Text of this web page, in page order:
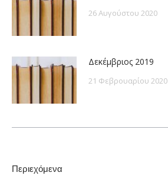
26 Αυγούστου 2020
Δεκέμβριος 2019
21 Φεβρουαρίου 2020
Περιεχόμενα